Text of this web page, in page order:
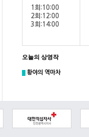
1회:10:00
2회:12:00
3회:14:00
오늘의 상영작
황야의 역마차